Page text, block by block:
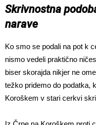
Skrivnostna
narave
Ko smo se podali na pot k
nismo vedeli praktično
biser skorajda nikjer ne
težko pridemo do podatka,
Koroškem v stari cerkvi